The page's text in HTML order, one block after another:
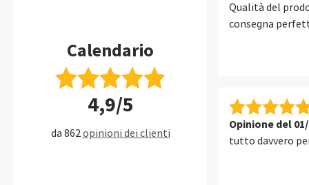
Ca­len­da­rio
4,9/5
da 862opinioni dei clienti
Qualità del
consegna
Opinione del
tutto davvero